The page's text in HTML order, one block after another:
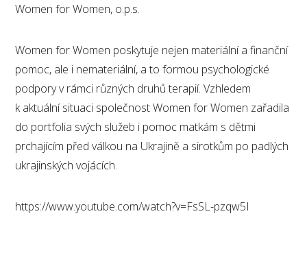
Women for Women, o.p.s.
Women for Women poskytuje nejen materiální a finanční
pomoc, ale i nemateriální, a to formou psychologické
podpory v rámci různých druhů terapií. Vzhledem
k aktuální situaci společnost Women for Women zařadila
do portfolia svých služeb i pomoc matkám s dětmi
prchajícím před válkou na Ukrajině a sirotkům po padlých
ukrajinských vojácích.
https://www.youtube.com/watch?v=FsSL-pzqw5I